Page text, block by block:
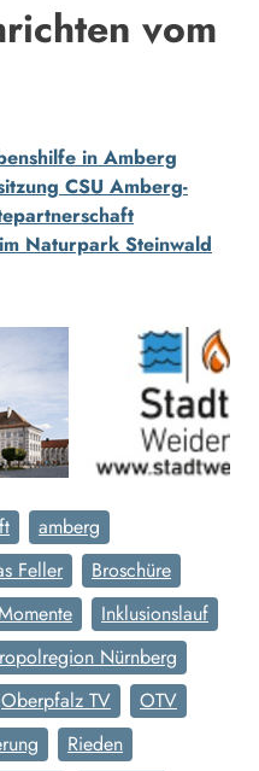
vom
in Amberg
CSU Amberg-
Naturpark Steinwald
amberg
Feller
Broschüre
Inklusionslauf
Nürnberg
Oberpfalz TV
OTV
Rieden